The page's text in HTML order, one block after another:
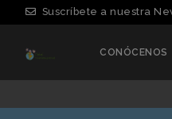
Suscríbete a nuestra
CONÓCENOS